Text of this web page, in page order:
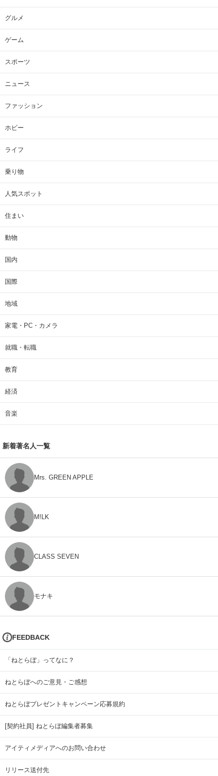
グルメ
ゲーム
スポーツ
ニュース
ファッション
ホビー
ライフ
乗り物
人気スポット
住まい
動物
国内
国際
地域
家電・PC・カメラ
就職・転職
教育
経済
音楽
新着著名人一覧
Mrs. GREEN APPLE
M!LK
CLASS SEVEN
モナキ
FEEDBACK
「ねとらぼ」ってなに？
ねとらぼへのご意見・ご感想
ねとらぼプレゼントキャンペーン応募規約
[契約社員] ねとらぼ編集者募集
アイティメディアへのお問い合わせ
リリース送付先